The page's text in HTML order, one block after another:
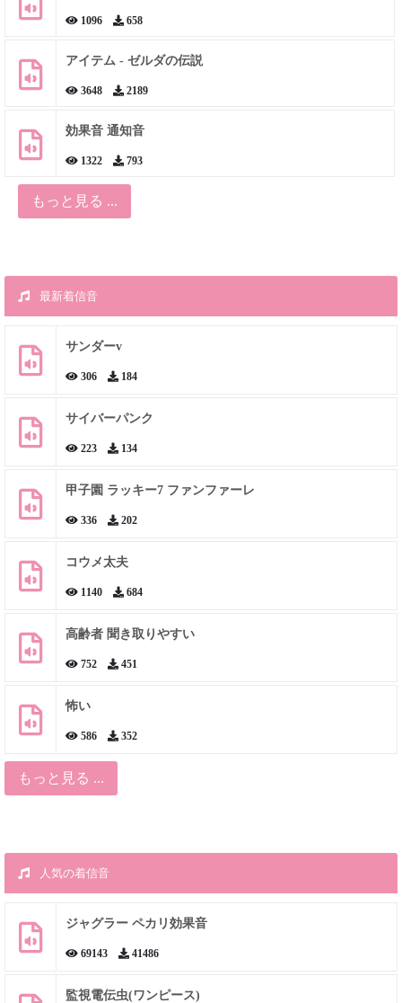
1096 658
アイテム - ゼルダの伝説
3648 2189
効果音 通知音
1322 793
もっと見る ...
最新着信音
サンダーv
306 184
サイバーパンク
223 134
甲子園 ラッキー7 ファンファーレ
336 202
コウメ太夫
1140 684
高齢者 聞き取りやすい
752 451
怖い
586 352
もっと見る ...
人気の着信音
ジャグラー ペカリ効果音
69143 41486
監視電伝虫(ワンピース)